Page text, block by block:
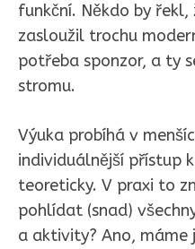
funkční. Někdo by řekl,
zasloužil trochu
potřeba sponzor, a ty
stromu.
Výuka probíhá v
individuálnější přístup
teoreticky. V praxi to
pohlídat (snad)
a aktivity? Ano, máme